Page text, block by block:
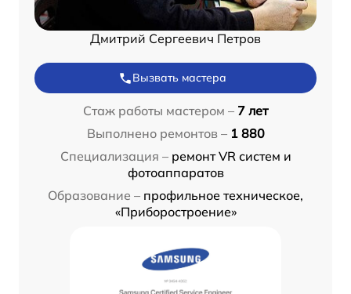
Дмитрий Сергеевич Петров
Вызвать мастера
Стаж работы мастером – 7 лет
Выполнено ремонтов – 1 880
Специализация – ремонт VR систем и
фотоаппаратов
Образование – профильное техническое,
«Приборостроение»